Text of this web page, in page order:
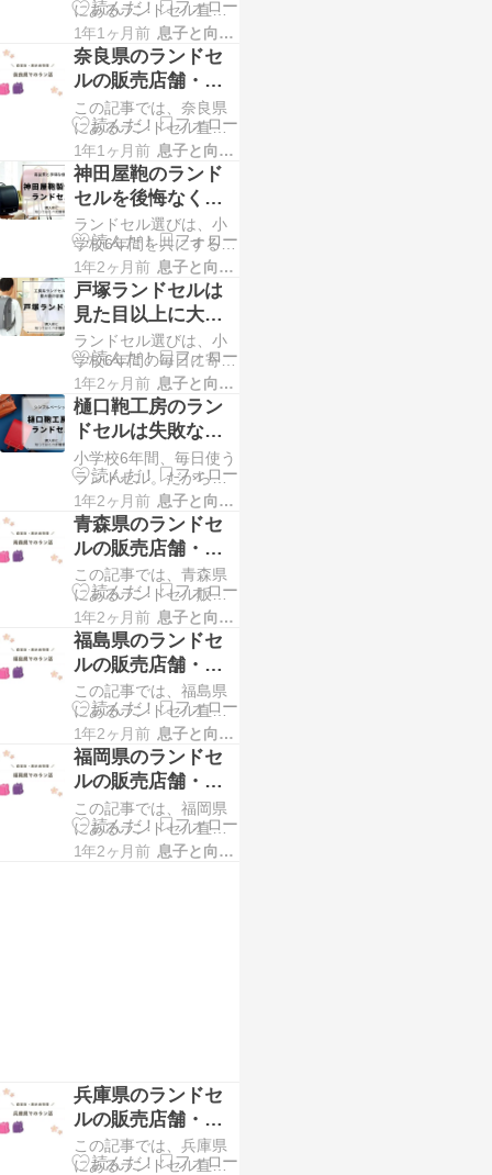
ンドセル探しにお困り
の方！お近くでランド
セルを試すことができ
るメーカー・店舗情報
にあるランドセル直営
店・販売店舗と実施予
定のランドセル展示会
情報を掲載していま
す。 富山県内にお住ま
いの方のラン活で、ラ
ンドセル探しにお困り
の方！お近くでランド
セルを試すことができ
るメーカー・店舗情報
1年1ヶ月前 息子と向き合う！！
奈良県のランドセ
ルの販売店舗・展
示会情報
この記事では、奈良県
にあるランドセル直営
店・販売店舗と実施予
定のランドセル展示会
情報を掲載していま
す。 奈良県内にお住ま
いの方のラン活で、ラ
ンドセル探しにお困り
の方！お近くでランド
セルを試すことができ
るメーカー・店舗情報
1年1ヶ月前 息子と向き合う！！
神田屋鞄のランド
セルを後悔なく購
入するためにチェ
ックしておくべき
こと
ランドセル選びは、小
学校6年間を共にする大
切なアイテムを選ぶ一
大イベント。その中で
も「神田屋鞄のランド
セル」は、品質・価
格・デザインのバラン
スが良く、多くのご家
庭から選ばれていま
す。 でも、実際に購入
した後に「もっと比較
1年2ヶ月前 息子と向き合う！！
戸塚ランドセルは
見た目以上に大容
量のランドセル
ランドセル選びは、小
学校6年間の毎日に寄り
添う大切な決断。だか
らこそ、丈夫で背負い
やすく、そして飽きの
こないデザインを選び
たい——そんな願いを
かなえてくれるのが
「戸塚ランドセル」で
す。 この記事では、そ
んな戸塚ランドセル
1年2ヶ月前 息子と向き合う！！
樋口鞄工房のラン
ドセルは失敗なし
のシンプルベーシ
ック
小学校6年間、毎日使う
ランドセル。だからこ
そ、デザインやカラー
に目移りしてしまいが
ちですが、結局たどり
着くのは「シンプルで
使いやすいものが一
番」という結論かもし
れません。 そんな中、
樋口鞄工房のランドセ
ルは、派手すぎず地
1年2ヶ月前 息子と向き合う！！
青森県のランドセ
ルの販売店舗・展
示会情報
この記事では、青森県
にあるランドセル販売
店舗と実施予定のラン
ドセル展示会情報を掲
載しています。 青森県
内にお住まいの方のラ
ン活で、ランドセル探
しにお困りの方！お近
くでランドセルを試す
ことができるメーカ
ー・店舗情報をまとめ
1年2ヶ月前 息子と向き合う！！
福島県のランドセ
ルの販売店舗・展
示会情報
この記事では、福島県
にあるランドセル直営
店・販売店舗と実施予
定のランドセル展示会
情報を掲載していま
す。 福島県内にお住ま
いの方のラン活で、ラ
ンドセル探しにお困り
の方！お近くでランド
1年2ヶ月前 息子と向き合う！！
福岡県のランドセ
ルの販売店舗・展
示会情報
この記事では、福岡県
にあるランドセル直営
店・販売店舗と実施予
1年2ヶ月前 息子と向き合う！！
兵庫県のランドセ
ルの販売店舗・展
示会情報
この記事では、兵庫県
にあるランドセル直営